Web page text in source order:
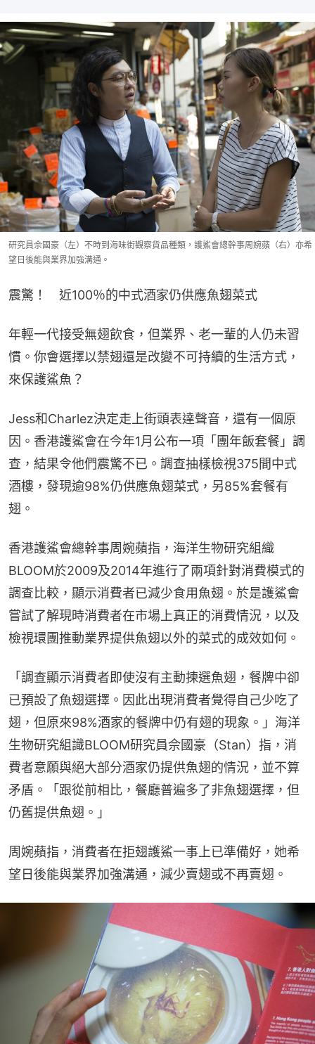
研究員佘國豪（左）不時到海味街觀察貨品種類，護鯊會總幹事周婉蘋（右）亦希
望日後能與業界加強溝通。
震驚！　近100％的中式酒家仍供應魚翅菜式
年輕一代接受無翅飲食，但業界、老一輩的人仍未習
慣。你會選擇以禁翅還是改變不可持續的生活方式，
來保護鯊魚？
Jess和Charlez決定走上街頭表達聲音，還有一個原
因。香港護鯊會在今年1月公布一項「團年飯套餐」調
查，結果令他們震驚不已。調查抽樣檢視375間中式
酒樓，發現逾98%仍供應魚翅菜式，另85%套餐有
翅。
香港護鯊會總幹事周婉蘋指，海洋生物研究組織
BLOOM於2009及2014年進行了兩項針對消費模式的
調查比較，顯示消費者已減少食用魚翅。於是護鯊會
嘗試了解現時消費者在市場上真正的消費情況，以及
檢視環團推動業界提供魚翅以外的菜式的成效如何。
「調查顯示消費者即使沒有主動揀選魚翅，餐牌中卻
已預設了魚翅選擇。因此出現消費者覺得自己少吃了
翅，但原來98%酒家的餐牌中仍有翅的現象。」海洋
生物研究組識BLOOM研究員佘國豪（Stan）指，消
費者意願與絕大部分酒家仍提供魚翅的情況，並不算
矛盾。「跟從前相比，餐廳普遍多了非魚翅選擇，但
仍舊提供魚翅。」
周婉蘋指，消費者在拒翅護鯊一事上已準備好，她希
望日後能與業界加強溝通，減少賣翅或不再賣翅。